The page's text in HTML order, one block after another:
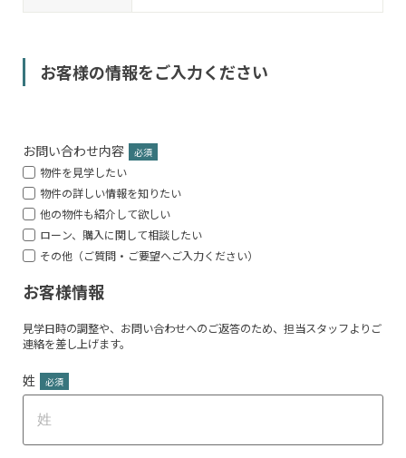
お客様の情報をご入力ください
お問い合わせ内容
物件を見学したい
物件の詳しい情報を知りたい
他の物件も紹介して欲しい
ローン、購入に関して相談したい
その他（ご質問・ご要望へご入力ください）
お客様情報
見学日時の調整や、お問い合わせへのご返答のため、担当スタッフよりご
連絡を差し上げます。
姓